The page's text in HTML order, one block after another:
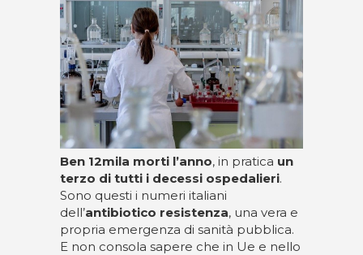
Ben 12mila morti l’anno, in pratica un
terzo di tutti i decessi ospedalieri.
Sono questi i numeri italiani
dell’antibiotico resistenza, una vera e
propria emergenza di sanità pubblica.
E non consola sapere che in Ue e nello